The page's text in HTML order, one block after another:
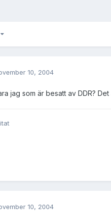
10, 2004
jag som är besatt av DDR?
10, 2004